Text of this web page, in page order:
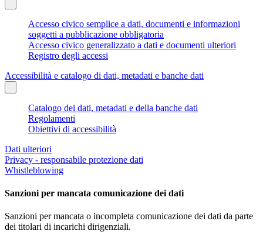
Accesso civico semplice a dati, documenti e informazioni
soggetti a pubblicazione obbligatoria
Accesso civico generalizzato a dati e documenti ulteriori
Registro degli accessi
Accessibilità e catalogo di dati, metadati e banche dati
Catalogo dei dati, metadati e della banche dati
Regolamenti
Obiettivi di accessibilità
Dati ulteriori
Privacy - responsabile protezione dati
Whistleblowing
Sanzioni per mancata comunicazione dei dati
Sanzioni per mancata o incompleta comunicazione dei dati da parte
dei titolari di incarichi dirigenziali.